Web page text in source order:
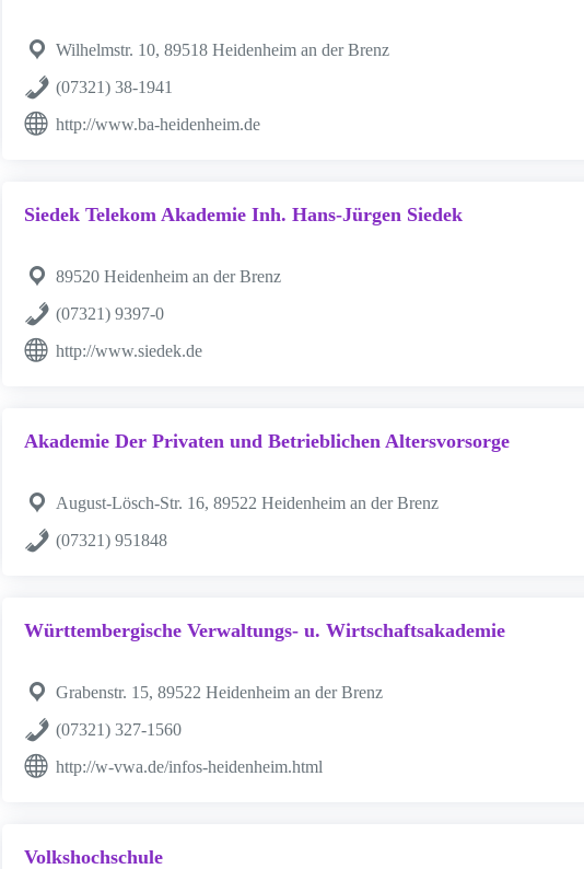
Wilhelmstr. 10, 89518 Heidenheim an der Brenz
(07321) 38-1941
http://www.ba-heidenheim.de
Siedek Telekom Akademie Inh. Hans-Jürgen Siedek
89520 Heidenheim an der Brenz
(07321) 9397-0
http://www.siedek.de
Akademie Der Privaten und Betrieblichen Altersvorsorge
August-Lösch-Str. 16, 89522 Heidenheim an der Brenz
(07321) 951848
Württembergische Verwaltungs- u. Wirtschaftsakademie
Grabenstr. 15, 89522 Heidenheim an der Brenz
(07321) 327-1560
http://w-vwa.de/infos-heidenheim.html
Volkshochschule